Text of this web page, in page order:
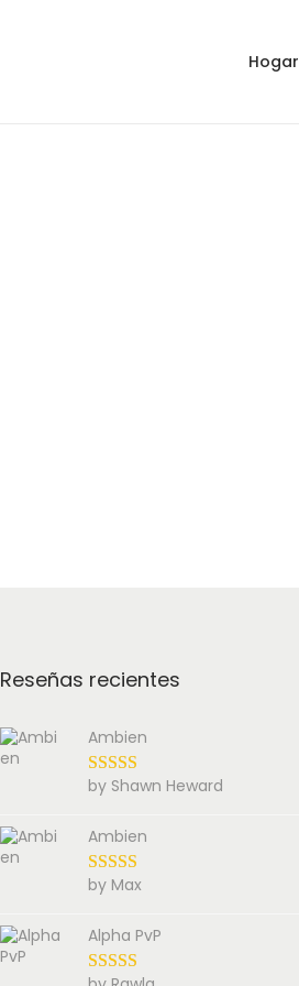
Hogar
Reseñas recientes
Ambien
by Shawn Heward
Ambien
by Max
Alpha PvP